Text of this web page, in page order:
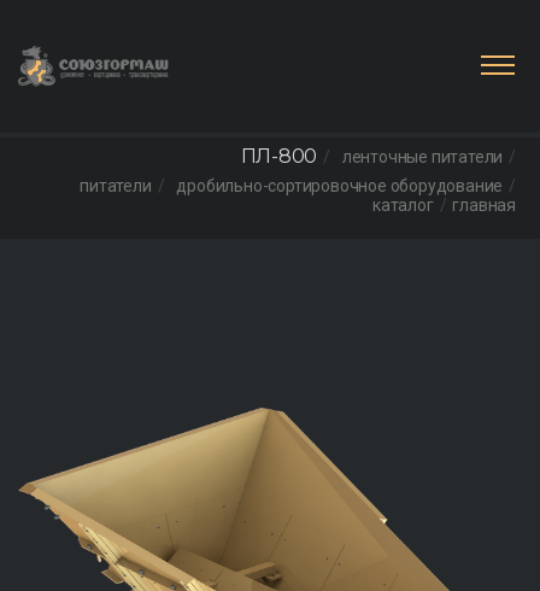
главная
каталог
дробильно-сортировочное оборудование
питатели
ленточные питатели
ПЛ-800